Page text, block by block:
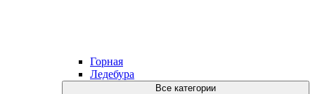
Горная
Ледебура
Все категории